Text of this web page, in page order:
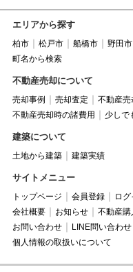
エリアから探す
柏市 松戸市 船橋市 野田市
町名から検索
不動産売却について
売却事例 売却査定 不動産売
不動産売却時の諸費用
少しで
建築について
土地から建築 建築実績
サイトメニュー
トップページ 会員登録 ログ
会社概要
お知らせ 不動産購
お問い合わせ
LINE問い合わせ
個人情報の取扱いについて